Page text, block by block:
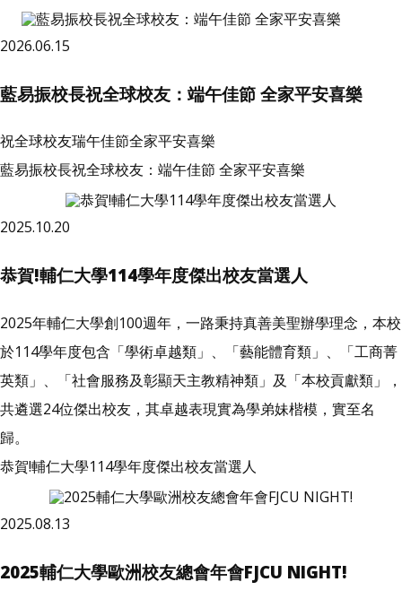
2026.06.15
藍易振校長祝全球校友：端午佳節 全家平安喜樂
祝全球校友瑞午佳節全家平安喜樂
藍易振校長祝全球校友：端午佳節 全家平安喜樂
2025.10.20
恭賀!輔仁大學114學年度傑出校友當選人
2025年輔仁大學創100週年，一路秉持真善美聖辦學理念，本校
於114學年度包含「學術卓越類」、「藝能體育類」、「工商菁
英類」、「社會服務及彰顯天主教精神類」及「本校貢獻類」，
共遴選24位傑出校友，其卓越表現實為學弟妹楷模，實至名
歸。
恭賀!輔仁大學114學年度傑出校友當選人
2025.08.13
2025輔仁大學歐洲校友總會年會FJCU NIGHT!